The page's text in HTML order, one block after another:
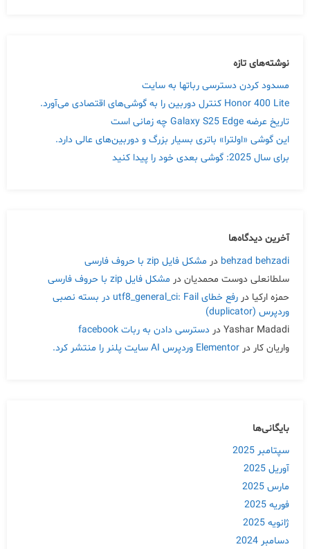
نوشته‌های تازه
مسدود کردن دسترسی رباتها به سایت
Honor 400 Lite کنترل دوربین را به گوشی‌های اقتصادی می‌آورد.
تاریخ عرضه Galaxy S25 Edge چه زمانی است
این گوشی «اولترا» باتری بسیار بزرگ و دوربین‌های عالی دارد.
برای سال 2025: گوشی بعدی خود را پیدا کنید
آخرین دیدگاه‌ها
behzad behzadi در مشکل فایل zip با حروف فارسی
سلطانعلی دوست محمدیان در مشکل فایل zip با حروف فارسی
حمزه ارکیا در
رفع خطای utf8_general_ci: Fail در بسته نصبی
وردپرس (duplicator)
Yashar Madadi در دسترسی دادن به ربات facebook
واریان کار در Elementor وردپرس AI سایت پلنر را منتشر کرد.
بایگانی‌ها
سپتامبر 2025
آوریل 2025
مارس 2025
فوریه 2025
ژانویه 2025
دسامبر 2024